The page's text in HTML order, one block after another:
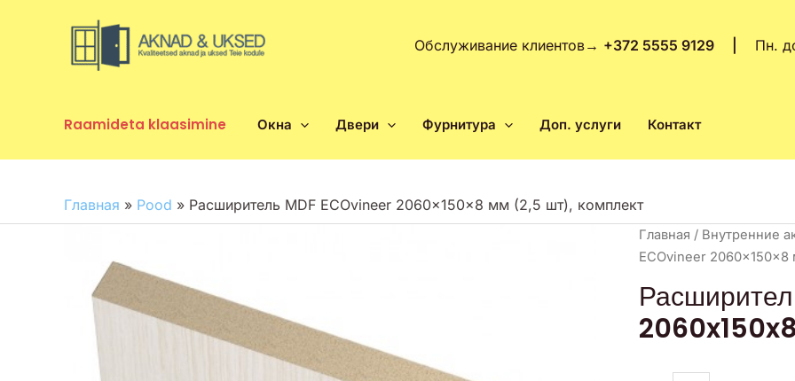
Обслуживание клиентов→ +372 5555 9129 | Пн.
Raamideta klaasimine Окна Двери Фурнитура Доп. услуги Контакт
Главная » Pood » Расширитель MDF ECOvineer 2060x150x8 мм (2,5 шт), комплект
Главная / Внутренние
ECOvineer
Количество
товара
MDF
ECOvineer